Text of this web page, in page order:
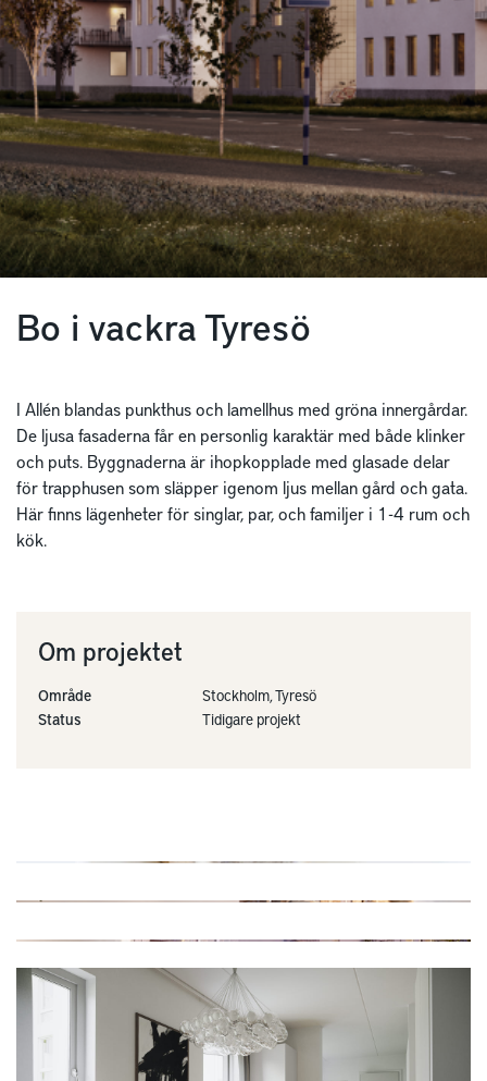
Bo i vackra Tyresö
I Allén blandas punkthus och lamellhus med gröna innergårdar.
De ljusa fasaderna får en personlig karaktär med både klinker
och puts. Byggnaderna är ihopkopplade med glasade delar
för trapphusen som släpper igenom ljus mellan gård och gata.
Här finns lägenheter för singlar, par, och familjer i 1-4 rum och
kök.
Om projektet
Område
Stockholm, Tyresö
Status
Tidigare projekt